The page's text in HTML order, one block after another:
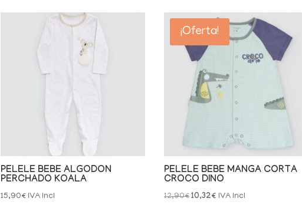
PELELE BEBE ALGODON
PERCHADO KOALA
15,90€ IVA Incl
¡Oferta!
PELELE BEBE MANGA CORTA
CROCO DINO
12,90€ El
10,32€ El
IVA Incl